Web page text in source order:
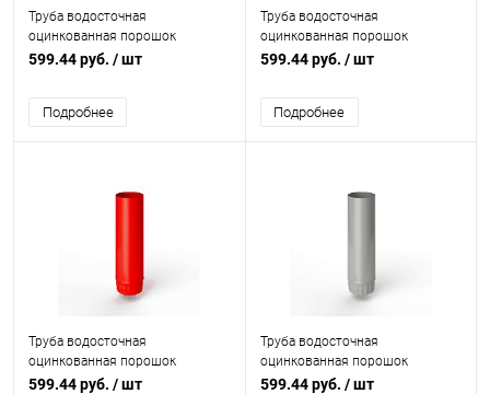
Труба водосточная
оцинкованная порошок
ф125х1250мм RAL 5009
599.44 руб. / шт
Подробнее
Труба водосточная
оцинкованная порошок
ф125х1250мм RAL 5000
599.44 руб. / шт
Подробнее
Труба водосточная
оцинкованная порошок
ф125х1250мм RAL 3024
599.44 руб. / шт
Труба водосточная
оцинкованная порошок
ф125х1250мм RAL 9007
599.44 руб. / шт